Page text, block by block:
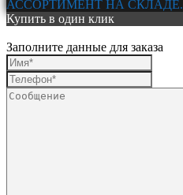
АССОРТИМЕНТ НА СКЛАДЕ.
Купить в один клик
Заполните данные для заказа